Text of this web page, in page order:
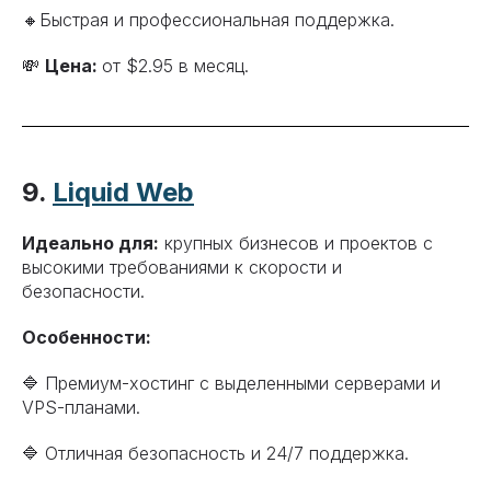
🔸Быстрая и профессиональная поддержка.
💸 Цена: от $2.95 в месяц.
9. Liquid Web
Идеально для: крупных бизнесов и проектов с
высокими требованиями к скорости и
безопасности.
Особенности:
🔷 Премиум-хостинг с выделенными серверами и
VPS-планами.
🔷 Отличная безопасность и 24/7 поддержка.